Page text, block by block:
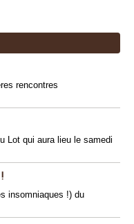
rencontres
Lot qui aura lieu le samedi
insomniaques !) du